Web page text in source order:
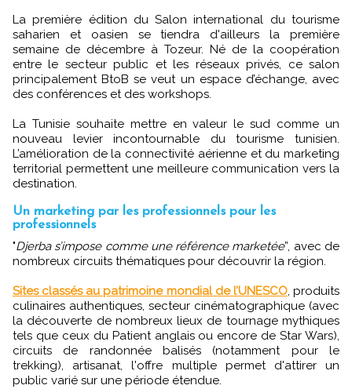
La première édition du Salon international du tourisme
saharien et oasien se tiendra d'ailleurs la première
semaine de décembre à Tozeur. Né de la coopération
entre le secteur public et les réseaux privés, ce salon
principalement BtoB se veut un espace d’échange, avec
des conférences et des workshops.
La Tunisie souhaite mettre en valeur le sud comme un
nouveau levier incontournable du tourisme tunisien.
L’amélioration de la connectivité aérienne et du marketing
territorial permettent une meilleure communication vers la
destination.
Un marketing par les professionnels pour les
professionnels
" Djerba s’impose comme une référence marketée”, avec de
nombreux circuits thématiques pour découvrir la région.
Sites classés au patrimoine mondial de l’UNESCO, produits
culinaires authentiques, secteur cinématographique (avec
la découverte de nombreux lieux de tournage mythiques
tels que ceux du Patient anglais ou encore de Star Wars),
circuits de randonnée balisés (notamment pour le
trekking), artisanat, l'offre multiple permet d'attirer un
public varié sur une période étendue.